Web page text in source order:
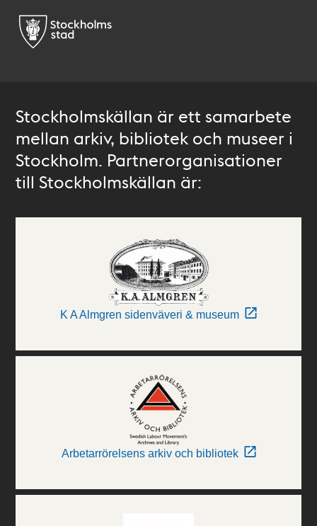
Stockholmskällan är ett samarbete
mellan arkiv, bibliotek och museer i
Stockholm. Partnerorganisationer
till Stockholmskällan är:
K A Almgren sidenväveri & museum
Arbetarrörelsens arkiv och bibliotek